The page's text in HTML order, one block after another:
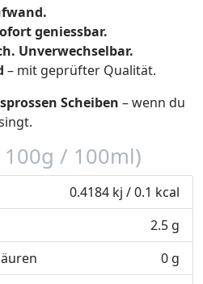
geniessbar.
Unverwechselbar.
– mit geprüfter Qualität.
Scheiben – wenn du
/ 100ml)
0.4184 kj / 0.1 kcal
2.5 g
0 g